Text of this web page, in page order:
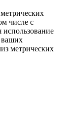
числе с
ваших
метрических